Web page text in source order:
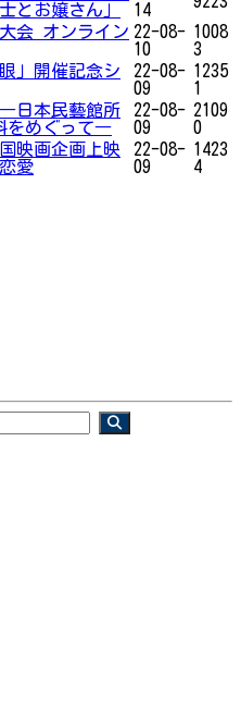
とお嬢さん」
14
会 オンライン 22-08-
10
1008
3
」開催記念シ
22-08-
09
1235
1
日本民藝館所
をめぐって―
22-08-
09
2109
0
映画企画上映
愛
22-08-
09
1423
4